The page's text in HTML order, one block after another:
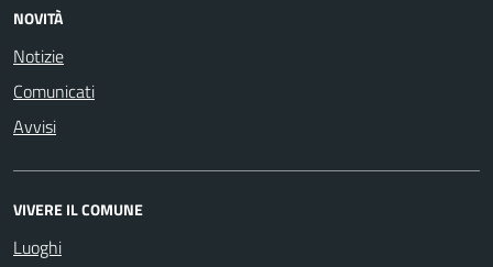
NOVITÀ
Notizie
Comunicati
Avvisi
VIVERE IL COMUNE
Luoghi